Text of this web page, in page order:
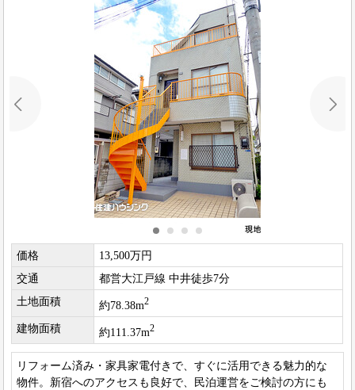
価格
13,500万円
交通
都営大江戸線 中井徒歩7分
土地面積
約78.38m2
建物面積 約111.37m2
リフォーム済み・家具家電付きで、すぐに活用できる魅力的な
物件。新宿へのアクセスも良好で、民泊運営をご検討の方にも